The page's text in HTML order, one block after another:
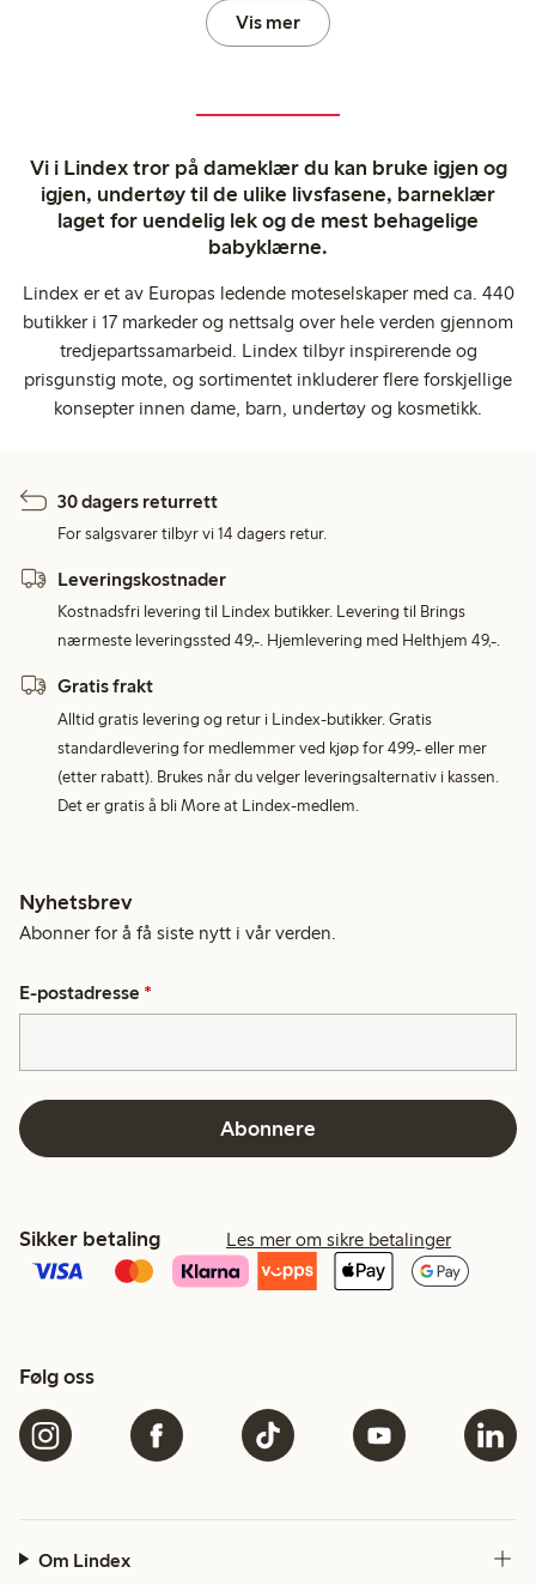
Vis mer
Vi i Lindex tror på dameklær du kan bruke igjen og
igjen, undertøy til de ulike livsfasene, barneklær
laget for uendelig lek og de mest behagelige
babyklærne.
Lindex er et av Europas ledende moteselskaper med ca. 440
butikker i 17 markeder og nettsalg over hele verden gjennom
tredjepartssamarbeid. Lindex tilbyr inspirerende og
prisgunstig mote, og sortimentet inkluderer flere forskjellige
konsepter innen dame, barn, undertøy og kosmetikk.
30 dagers returrett
For salgsvarer tilbyr vi 14 dagers retur.
Leveringskostnader
Kostnadsfri levering til Lindex butikker. Levering til Brings
nærmeste leveringssted 49,-. Hjemlevering med Helthjem 49,-.
Gratis frakt
Alltid gratis levering og retur i Lindex-butikker. Gratis
standardlevering for medlemmer ved kjøp for 499,- eller mer
(etter rabatt). Brukes når du velger leveringsalternativ i kassen.
Det er gratis å bli More at Lindex-medlem.
Nyhetsbrev
Abonner for å få siste nytt i vår verden.
E-postadresse *
Abonnere
Sikker betaling Les mer om sikre betalinger
Følg oss
Om Lindex